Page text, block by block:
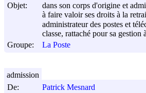
Objet:
dans son corps d'origine et
à faire valoir ses droits à la
administrateur des postes et
classe, rattaché pour sa gestion
Groupe:
La Poste
De:
Patrick Mesnard
admission